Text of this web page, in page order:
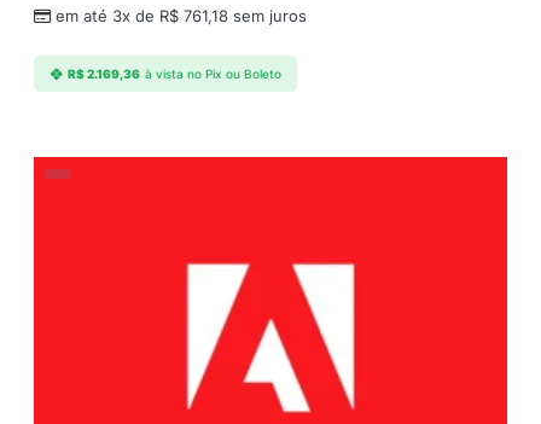
em até 3x de R$ 761,18 sem juros
R$2.169,36 à vista no Pix ou Boleto